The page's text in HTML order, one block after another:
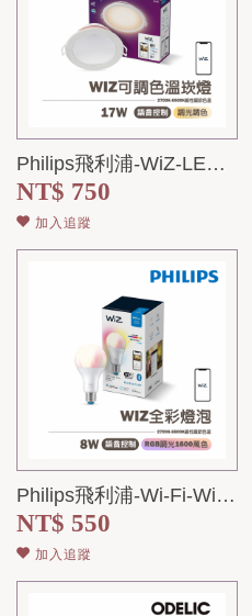
Philips飛利浦-WiZ-LED可調色溫嵌燈
NT$ 750
加入追蹤
Philips飛利浦-Wi-Fi-WiZ-8W-LED全彩燈泡
NT$ 550
加入追蹤